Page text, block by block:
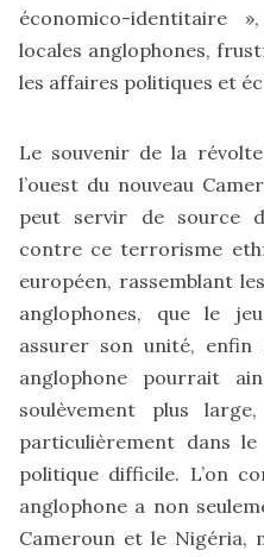
économico-identitaire
locales anglophones,
les affaires politiques et
Le souvenir de la
l’ouest du nouveau
peut servir de source
contre ce terrorisme
européen, rassemblant
anglophones, que le
assurer son unité, enfin
anglophone pourrait
soulèvement plus
particulièrement dans
politique difficile. L’on
anglophone a non
Cameroun et le Nigéria,